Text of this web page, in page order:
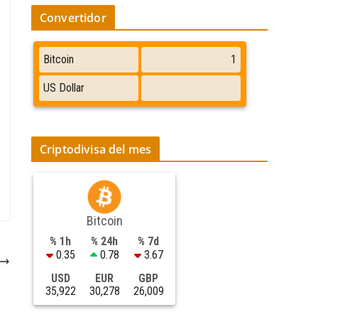
Convertidor
Criptodivisa del mes
Bitcoin
% 1h
0.35
% 24h
0.78
% 7d
3.67
USD
35,922
EUR
30,278
GBP
26,009